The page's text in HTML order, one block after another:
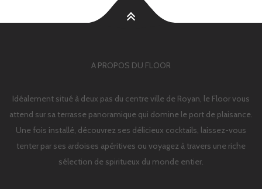
A PROPOS DU FLOOR
Idéalement situé à deux pas du centre ville de Royan, le Floor vous
attend sur sa terrasse panoramique qui domine le port de plaisance.
Une fois installé, découvrez ses délicieux cocktails, laissez-vous
tenter par ses ardoises apéritives ou voyagez à travers une riche
sélection de spiritueux du monde entier.